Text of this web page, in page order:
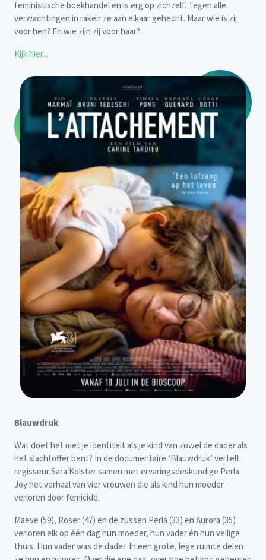
feministische boekhandel en is erg op zichzelf. Tegen alle
verwachtingen in raken ze aan elkaar gehecht. Maar wie is zij
voor hen? En wie zijn zij voor haar?
Kijk hier...
Blauwdruk
Wat doet het met je identiteit als je kind van zowel de dader als
het slachtoffer bent? In de documentaire ‘Blauwdruk’ vertelt
regisseur Sara Kolster samen met ervaringsdeskundige Perla
Joy het verhaal van vier vrouwen die als kind hun moeder
verloren door femicide.
Maeve (59), Roser (47) en de zussen Perla (33) en Aurora (35)
verloren elk op één dag hun moeder, hun vader én hun veilige
thuis. Hun vader was de dader. In een grote, lege ruimte delen